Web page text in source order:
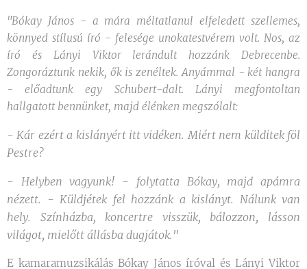
"Bókay János - a mára méltatlanul elfeledett szellemes,
könnyed stílusú író - felesége unokatestvérem volt. Nos, az
író és Lányi Viktor lerándult hozzánk Debrecenbe.
Zongoráztunk nekik, ők is zenéltek. Anyámmal - két hangra
- előadtunk egy Schubert-dalt. Lányi megfontoltan
hallgatott bennünket, majd élénken megszólalt:
- Kár ezért a kislányért itt vidéken. Miért nem külditek föl
Pestre?
- Helyben vagyunk! - folytatta Bókay, majd apámra
nézett. - Küldjétek fel hozzánk a kislányt. Nálunk van
hely. Színházba, koncertre visszük, bálozzon, lásson
világot, mielőtt állásba dugjátok."
E kamaramuzsikálás Bókay János íróval és Lányi Viktor